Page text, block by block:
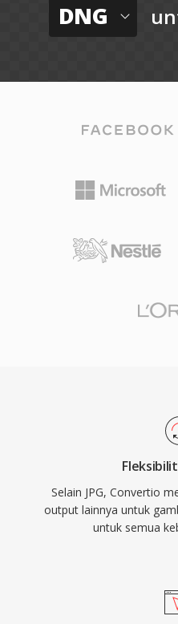
DNG
Selain JPG, Convertio
output lainnya untuk
untuk semua